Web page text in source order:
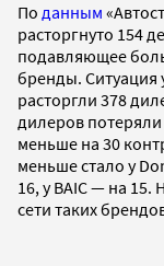
По данным
расторгнуто 154
подавляющее
бренды. Ситуация
расторгли 378
дилеров
меньше на 30
меньше стало у
16, у BAIC — на
сети таких